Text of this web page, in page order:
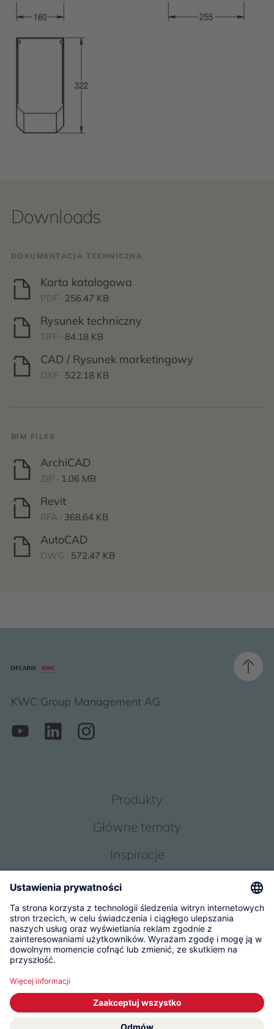
Downloads
DOKUMENTACJA TECHNICZNA
Karta katalogowa
PDF · 256.47 KB
Rysunek techniczny
TIFF · 84.18 KB
CAD / Rysunek marketingowy
DXF · 522.18 KB
BIM FILES
ArchiCAD
ZIP · 1.06 MB
Revit
RFA · 368.64 KB
AutoCAD
DWG · 572.47 KB
KWC Group Management AG
Produkty
Główne tematy
Inspiracje
Obsługa
O Nas
© 2026 KWC Group Management AG
Ogólne warunki handlowe
Impressum
Ochrona danych